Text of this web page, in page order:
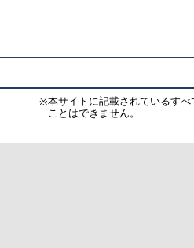
※本サイトに記載されているす
ことはできません。